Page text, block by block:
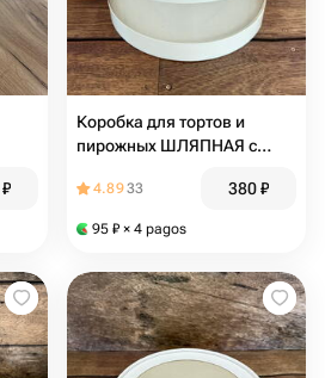
₽
Коробка для тортов и
пирожных ШЛЯПНАЯ с
окном диам.200мм
4.8933 380₽
95 ₽ × 4 pagos